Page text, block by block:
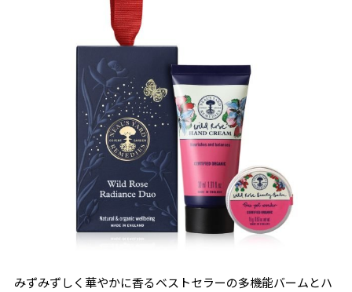
みずみずしく華やかに香るベストセラーの多機能バームとハ